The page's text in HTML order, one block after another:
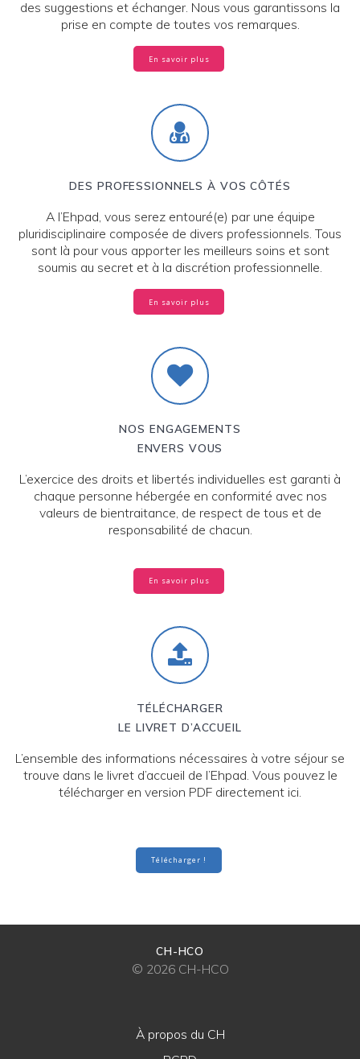
des suggestions et échanger. Nous vous garantissons la
prise en compte de toutes vos remarques.
En savoir plus
DES PROFESSIONNELS À VOS CÔTÉS
A l’Ehpad, vous serez entouré(e) par une équipe
pluridisciplinaire composée de divers professionnels. Tous
sont là pour vous apporter les meilleurs soins et sont
soumis au secret et à la discrétion professionnelle.
En savoir plus
NOS ENGAGEMENTS
ENVERS VOUS
L’exercice des droits et libertés individuelles est garanti à
chaque personne hébergée en conformité avec nos
valeurs de bientraitance, de respect de tous et de
responsabilité de chacun.
En savoir plus
TÉLÉCHARGER
LE LIVRET D’ACCUEIL
L’ensemble des informations nécessaires à votre séjour se
trouve dans le livret d’accueil de l’Ehpad. Vous pouvez le
télécharger en version PDF directement ici.
Télécharger !
CH-HCO
© 2026 CH-HCO
À propos du CH